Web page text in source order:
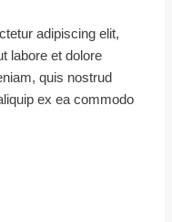
adipiscing elit,
labore et dolore
quis nostrud
ex ea commodo